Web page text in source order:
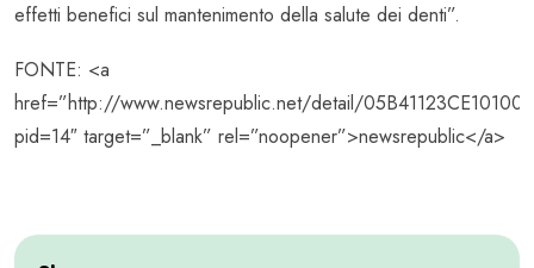
effetti benefici sul mantenimento della salute dei denti”.
FONTE: <a
href=”http://www.newsrepublic.net/detail/
pid=14″ target=”_blank” rel=”noopener”>newsrepublic</a>